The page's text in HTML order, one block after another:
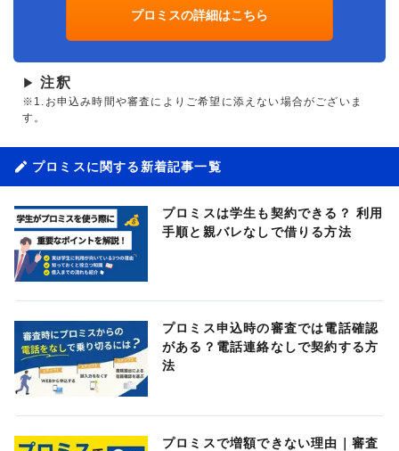
プロミスの詳細はこちら
▶ 注釈
※1.お申込み時間や審査によりご希望に添えない場合がございま
す。
プロミスに関する新着記事一覧
プロミスは学生も契約できる？ 利用
手順と親バレなしで借りる方法
プロミス申込時の審査では電話確認
がある？電話連絡なしで契約する方
法
プロミスで増額できない理由｜審査